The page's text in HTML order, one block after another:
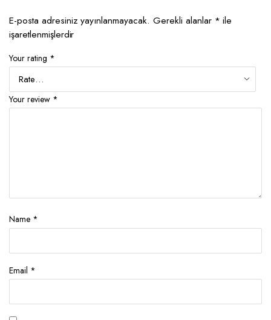
E-posta adresiniz yayınlanmayacak. Gerekli alanlar * ile
işaretlenmişlerdir
Your rating *
Your review *
Name *
Email *